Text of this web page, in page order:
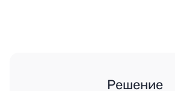
Решение